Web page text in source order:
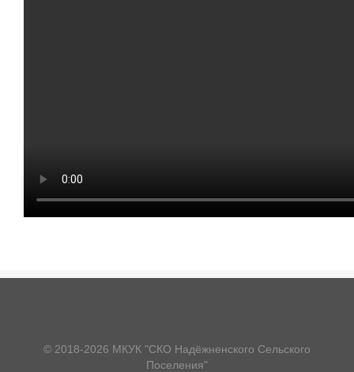
© 2018-2026 МКУК "СКО Надёжненского Сельского
Поселения"